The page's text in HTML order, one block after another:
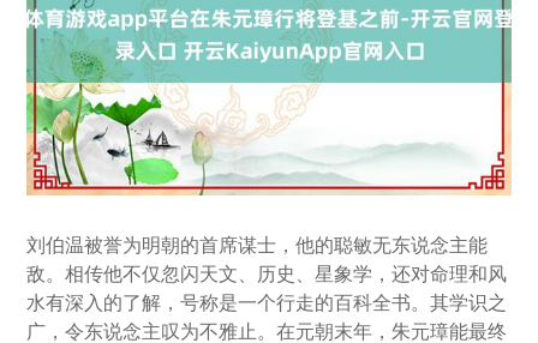
刘伯温被誉为明朝的首席谋士，他的聪敏无东说念主能
敌。相传他不仅忽闪天文、历史、星象学，还对命理和风
水有深入的了解，号称是一个行走的百科全书。其学识之
广，令东说念主叹为不雅止。在元朝末年，朱元璋能最终